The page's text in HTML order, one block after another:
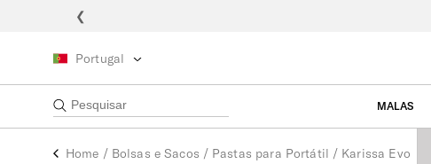
❮
Portugal
MALAS
Home / Bolsas e Sacos / Pastas para Portátil / Karissa Evo